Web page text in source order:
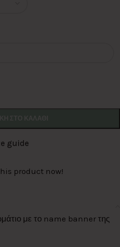
guide
product now!
με το name banner της